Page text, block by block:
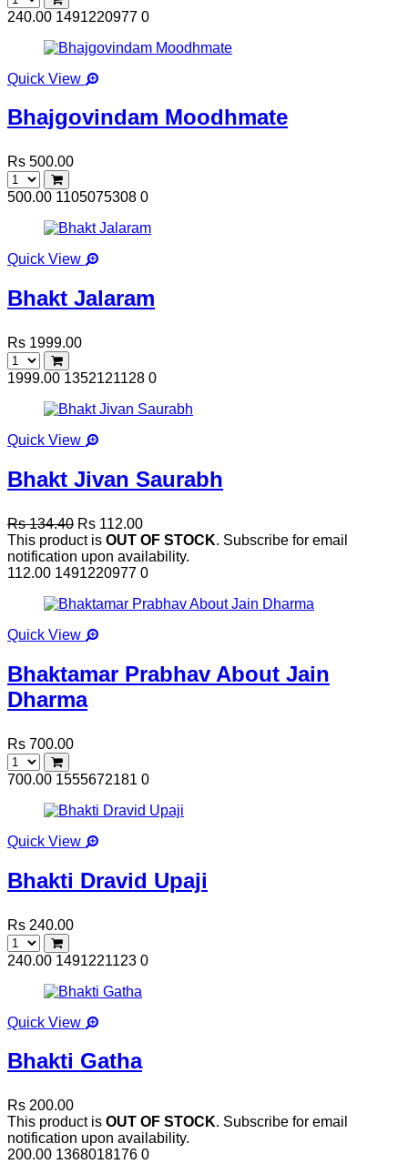
240.00 1491220977 0
Quick View
Bhajgovindam Moodhmate
Rs 500.00
500.00 1105075308 0
Quick View
Bhakt Jalaram
Rs 1999.00
1999.00 1352121128 0
Quick View
Bhakt Jivan Saurabh
Rs 134.40 Rs 112.00
This product is OUT OF STOCK. Subscribe for email
notification upon availability.
112.00 1491220977 0
Quick View
Bhaktamar Prabhav About Jain
Dharma
Rs 700.00
700.00 1555672181 0
Quick View
Bhakti Dravid Upaji
Rs 240.00
240.00 1491221123 0
Quick View
Bhakti Gatha
Rs 200.00
This product is OUT OF STOCK. Subscribe for email
notification upon availability.
200.00 1368018176 0